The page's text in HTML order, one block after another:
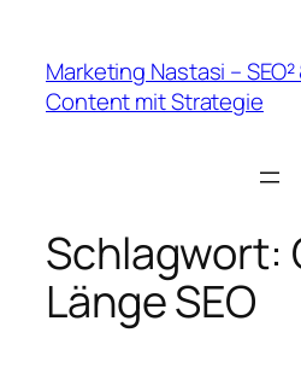
springen
Marketing Nastasi –
Content mit Strategie
Schlagwort:
Länge SEO